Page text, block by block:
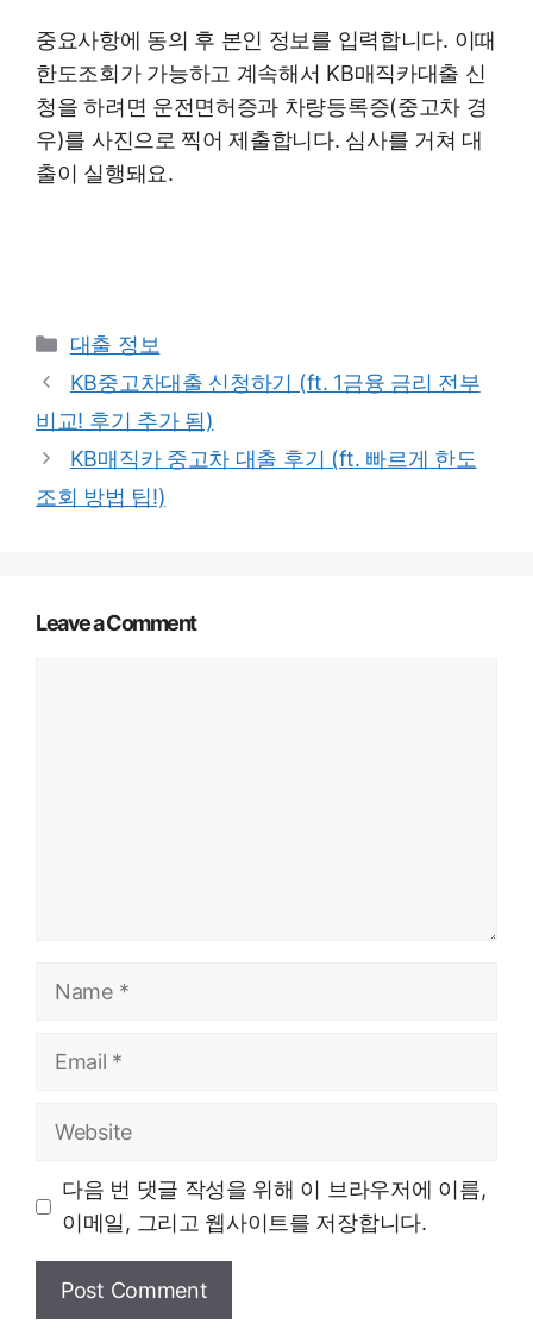
중요사항에 동의 후 본인 정보를 입력합니다. 이때
한도조회가 가능하고 계속해서 KB매직카대출 신
청을 하려면 운전면허증과 차량등록증(중고차 경
우)를 사진으로 찍어 제출합니다. 심사를 거쳐 대
출이 실행돼요.
Categories
대출 정보
KB중고차대출 신청하기 (ft. 1금융 금리 전부
비교! 후기 추가 됨)
KB매직카 중고차 대출 후기 (ft. 빠르게 한도
조회 방법 팁!)
Leave a Comment
Website
다음 번 댓글 작성을 위해 이 브라우저에 이름,
이메일, 그리고 웹사이트를 저장합니다.